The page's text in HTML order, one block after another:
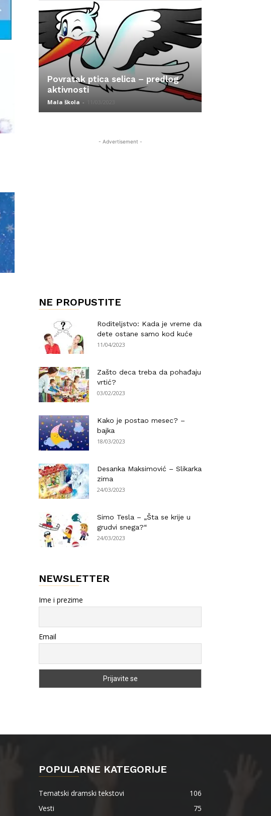
Povratak ptica selica – predlog
aktivnosti
Mala škola -
- Advertisement -
NE PROPUSTITE
Roditeljstvo: Kada je vreme da
dete ostane samo kod kuće
11/04/2023
Zašto deca treba da pohađaju
vrtić?
03/02/2023
Kako je postao mesec? –
bajka
18/03/2023
Desanka Maksimović – Slikarka
zima
24/03/2023
Simo Tesla – „Šta se krije u
grudvi snega?“
24/03/2023
NEWSLETTER
Ime i prezime
Email
POPULARNE KATEGORIJE
Tematski dramski tekstovi
106
Vesti
75